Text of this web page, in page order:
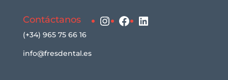
Contáctanos
(+34) 965 75 66 16
info@fresdental.es
Instagram
Facebook
LinkedIn